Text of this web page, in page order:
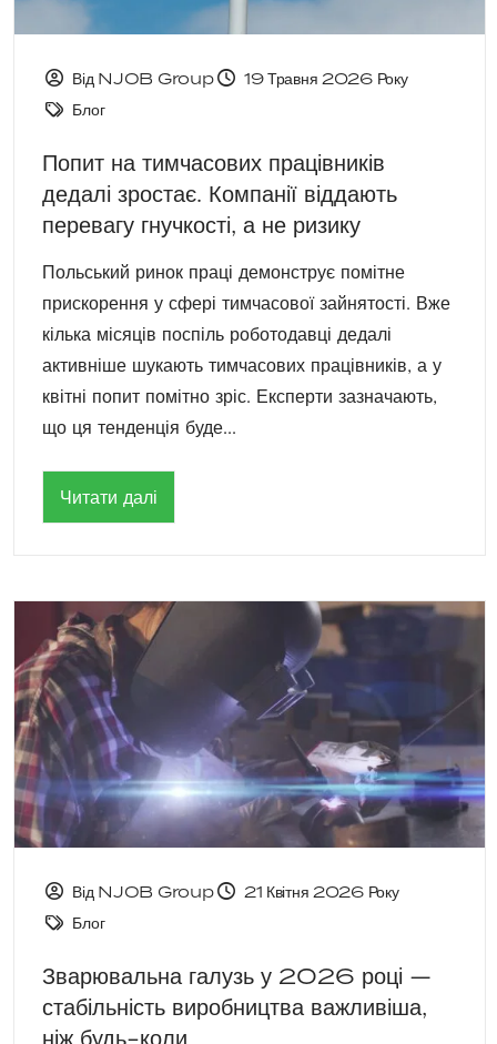
Від NJOB Group
19 Травня 2026 Року
Блог
Попит на тимчасових працівників
дедалі зростає. Компанії віддають
перевагу гнучкості, а не ризику
Польський ринок праці демонструє помітне
прискорення у сфері тимчасової зайнятості. Вже
кілька місяців поспіль роботодавці дедалі
активніше шукають тимчасових працівників, а у
квітні попит помітно зріс. Експерти зазначають,
що ця тенденція буде...
Читати далі
Від NJOB Group
21 Квітня 2026 Року
Блог
Зварювальна галузь у 2026 році —
стабільність виробництва важливіша,